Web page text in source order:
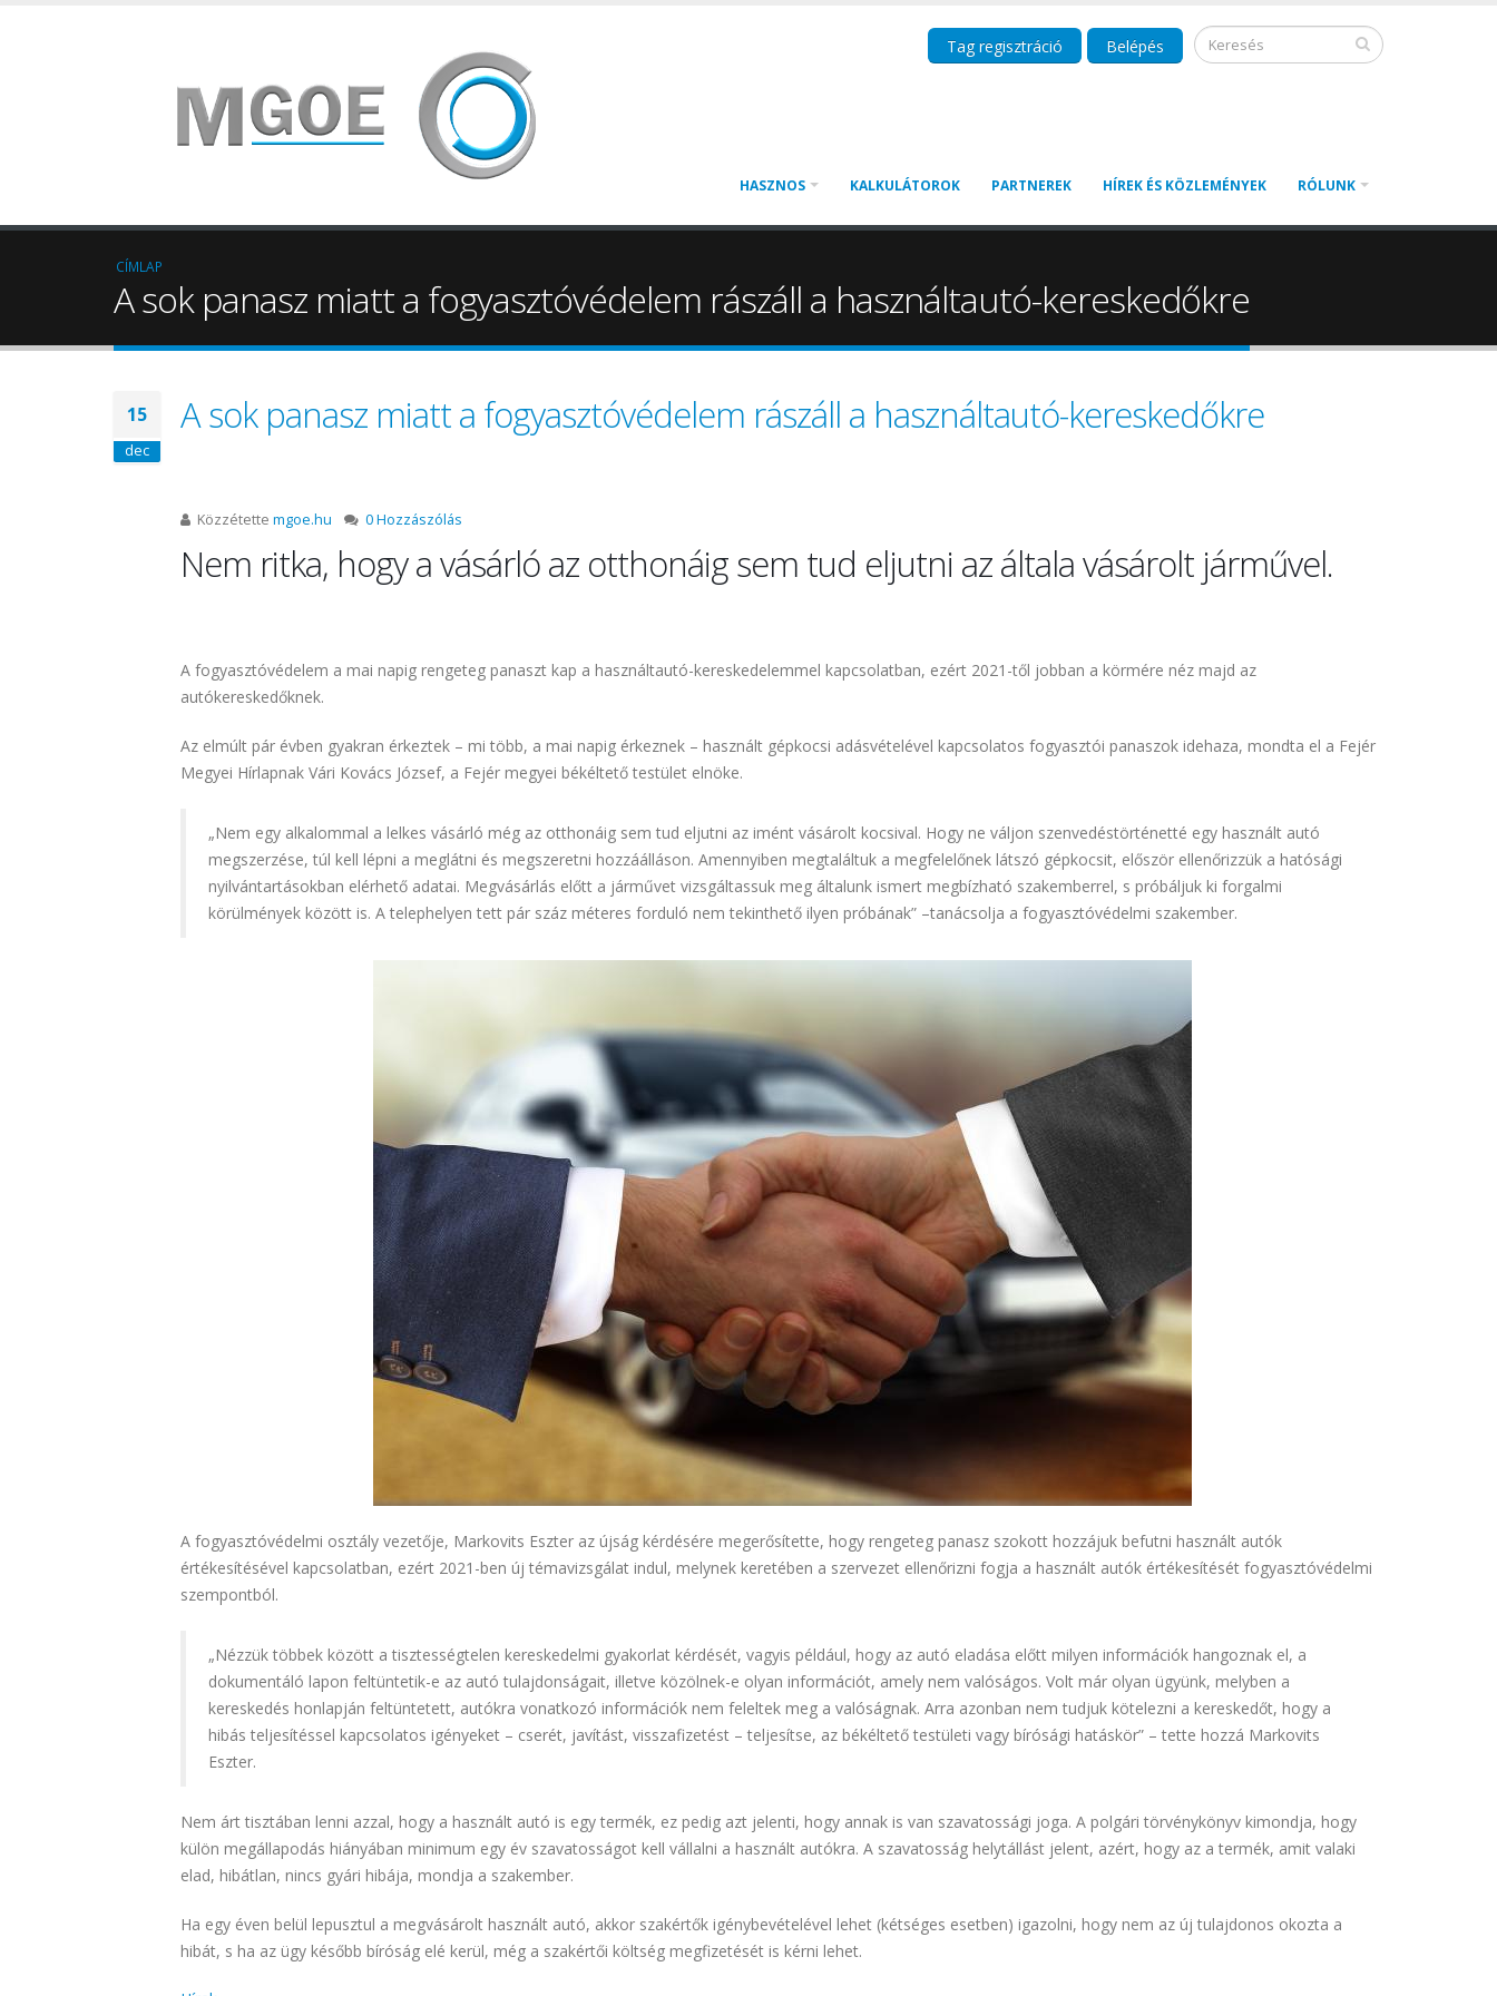
Tag regisztráció Belépés
HASZNOS KALKULÁTOROK PARTNEREK HÍREK ÉS KÖZLEMÉNYEK RÓLUNK
CÍMLAP
A sok panasz miatt a fogyasztóvédelem rászáll a használtautó-kereskedőkre
15
dec
A sok panasz miatt a fogyasztóvédelem rászáll a használtautó-kereskedőkre
Közzétette mgoe.hu 0 Hozzászólás
Nem ritka, hogy a vásárló az otthonáig sem tud eljutni az általa vásárolt járművel.
A fogyasztóvédelem a mai napig rengeteg panaszt kap a használtautó-kereskedelemmel kapcsolatban, ezért 2021-től jobban a körmére néz majd az
autókereskedőknek.
Az elmúlt pár évben gyakran érkeztek – mi több, a mai napig érkeznek – használt gépkocsi adásvételével kapcsolatos fogyasztói panaszok idehaza, mondta el a Fejér
Megyei Hírlapnak Vári Kovács József, a Fejér megyei békéltető testület elnöke.
„Nem egy alkalommal a lelkes vásárló még az otthonáig sem tud eljutni az imént vásárolt kocsival. Hogy ne váljon szenvedéstörténetté egy használt autó
megszerzése, túl kell lépni a meglátni és megszeretni hozzáálláson. Amennyiben megtaláltuk a megfelelőnek látszó gépkocsit, először ellenőrizzük a hatósági
nyilvántartásokban elérhető adatai. Megvásárlás előtt a járművet vizsgáltassuk meg általunk ismert megbízható szakemberrel, s próbáljuk ki forgalmi
körülmények között is. A telephelyen tett pár száz méteres forduló nem tekinthető ilyen próbának” –tanácsolja a fogyasztóvédelmi szakember.
A fogyasztóvédelmi osztály vezetője, Markovits Eszter az újság kérdésére megerősítette, hogy rengeteg panasz szokott hozzájuk befutni használt autók
értékesítésével kapcsolatban, ezért 2021-ben új témavizsgálat indul, melynek keretében a szervezet ellenőrizni fogja a használt autók értékesítését fogyasztóvédelmi
szempontból.
„Nézzük többek között a tisztességtelen kereskedelmi gyakorlat kérdését, vagyis például, hogy az autó eladása előtt milyen információk hangoznak el, a
dokumentáló lapon feltüntetik-e az autó tulajdonságait, illetve közölnek-e olyan információt, amely nem valóságos. Volt már olyan ügyünk, melyben a
kereskedés honlapján feltüntetett, autókra vonatkozó információk nem feleltek meg a valóságnak. Arra azonban nem tudjuk kötelezni a kereskedőt, hogy a
hibás teljesítéssel kapcsolatos igényeket – cserét, javítást, visszafizetést – teljesítse, az békéltető testületi vagy bírósági hatáskör” – tette hozzá Markovits
Eszter.
Nem árt tisztában lenni azzal, hogy a használt autó is egy termék, ez pedig azt jelenti, hogy annak is van szavatossági joga. A polgári törvénykönyv kimondja, hogy
külön megállapodás hiányában minimum egy év szavatosságot kell vállalni a használt autókra. A szavatosság helytállást jelent, azért, hogy az a termék, amit valaki
elad, hibátlan, nincs gyári hibája, mondja a szakember.
Ha egy éven belül lepusztul a megvásárolt használt autó, akkor szakértők igénybevételével lehet (kétséges esetben) igazolni, hogy nem az új tulajdonos okozta a
hibát, s ha az ügy később bíróság elé kerül, még a szakértői költség megfizetését is kérni lehet.